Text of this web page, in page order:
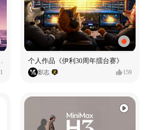
个人作品《伊利30周年擂台赛》
影志 159